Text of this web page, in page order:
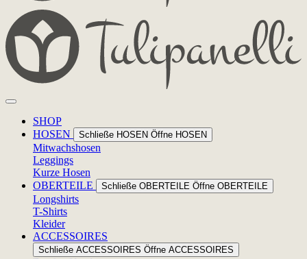
SHOP
HOSEN
Schließe HOSEN Öffne HOSEN
Mitwachshosen
Leggings
Kurze Hosen
OBERTEILE
Schließe OBERTEILE Öffne OBERTEILE
Longshirts
T-Shirts
Kleider
ACCESSOIRES
Schließe ACCESSOIRES Öffne ACCESSOIRES